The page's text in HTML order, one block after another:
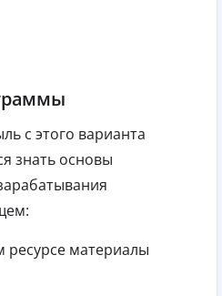
с этого варианта
знать основы
ресурсе материалы